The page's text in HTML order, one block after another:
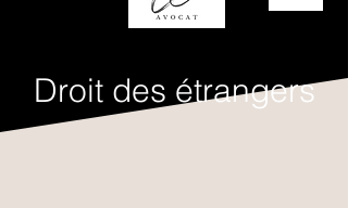
Droit des étrangers